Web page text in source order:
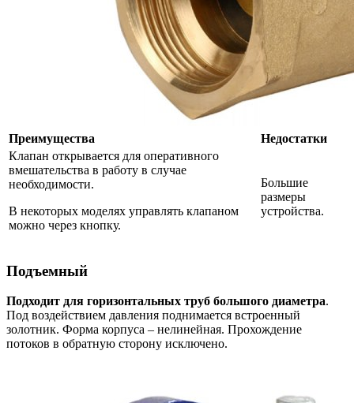
Преимущества
Недостатки
Клапан открывается для оперативного
вмешательства в работу в случае
необходимости.
В некоторых моделях управлять клапаном
можно через кнопку.
Большие
размеры
устройства.
Подъемный
Подходит для горизонтальных труб большого диаметра.
Под воздействием давления поднимается встроенный
золотник. Форма корпуса – нелинейная. Прохождение
потоков в обратную сторону исключено.